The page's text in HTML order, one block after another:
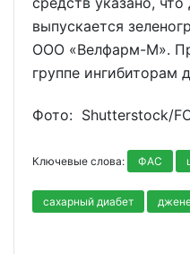
выпускается
ООО «Велфарм-М».
группе ингибиторам
Фото: Shutterstoсk/
Ключевые слова: ФАС
сахарный диабет